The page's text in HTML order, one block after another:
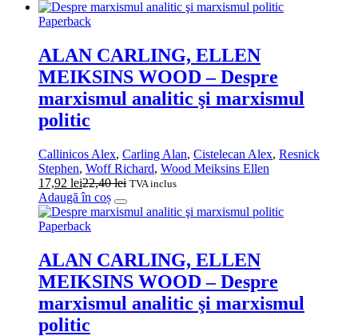
Paperback
ALAN CARLING, ELLEN
MEIKSINS WOOD – Despre
marxismul analitic şi marxismul
politic
Callinicos Alex, Carling Alan, Cistelecan Alex, Resnick
Stephen, Woff Richard, Wood Meiksins Ellen
17,92 lei22,40lei TVA inclus
Adaugă în coș
Paperback
ALAN CARLING, ELLEN
MEIKSINS WOOD – Despre
marxismul analitic şi marxismul
politic